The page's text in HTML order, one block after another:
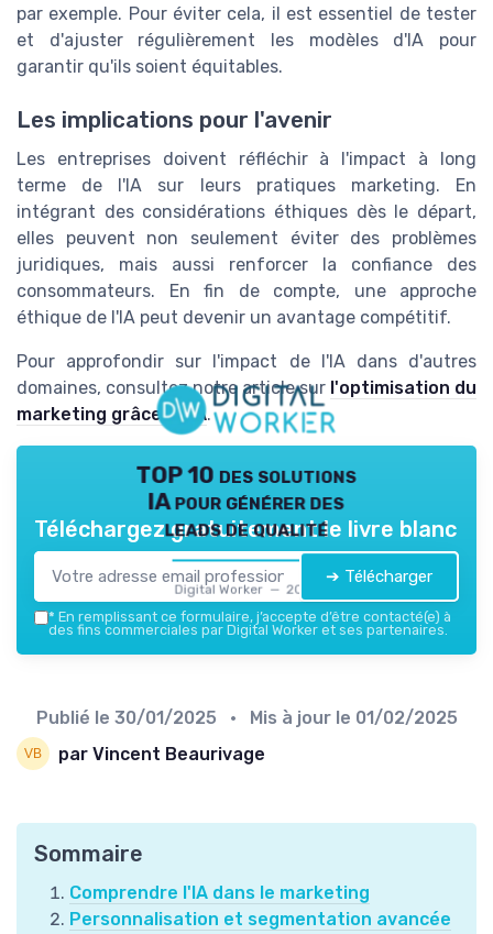
par exemple. Pour éviter cela, il est essentiel de tester
et d'ajuster régulièrement les modèles d'IA pour
garantir qu'ils soient équitables.
Les implications pour l'avenir
Les entreprises doivent réfléchir à l'impact à long
terme de l'IA sur leurs pratiques marketing. En
intégrant des considérations éthiques dès le départ,
elles peuvent non seulement éviter des problèmes
juridiques, mais aussi renforcer la confiance des
consommateurs. En fin de compte, une approche
éthique de l'IA peut devenir un avantage compétitif.
Pour approfondir sur l'impact de l'IA dans d'autres
domaines, consultez notre article sur l'optimisation du
marketing grâce à l'IA.
TOP 10 des solutions
IA pour générer des
leads de qualité
Digital Worker — 2026
Téléchargez gratuitement le livre blanc
➔ Télécharger
* En remplissant ce formulaire, j’accepte d’être contacté(e) à
des fins commerciales par Digital Worker et ses partenaires.
Publié le 30/01/2025 • Mis à jour le 01/02/2025
par Vincent Beaurivage
Sommaire
Comprendre l'IA dans le marketing
Personnalisation et segmentation avancée